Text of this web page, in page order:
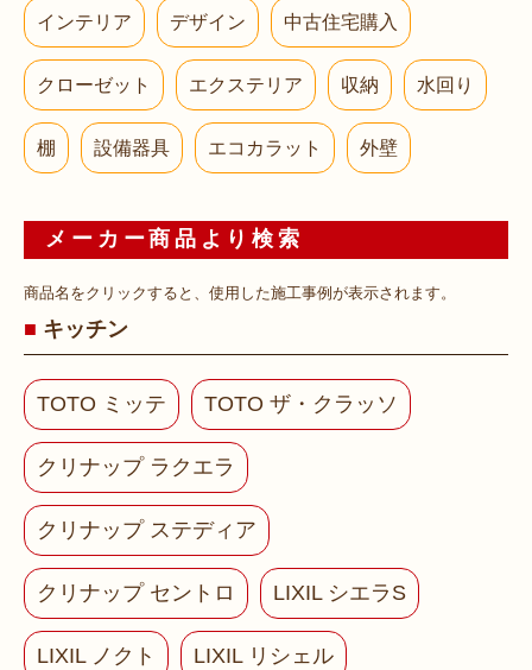
インテリア デザイン 中古住宅購入
クローゼット エクステリア 収納 水回り
棚 設備器具 エコカラット 外壁
メーカー商品より検索
商品名をクリックすると、使用した施工事例が表示されます。
キッチン
TOTO ミッテ TOTO ザ・クラッソ
クリナップ ラクエラ
クリナップ ステディア
クリナップ セントロ LIXIL シエラS
LIXIL ノクト LIXIL リシェル